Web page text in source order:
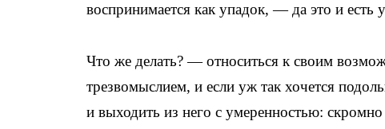
воспринимается как упадок, — да это и есть
Что же делать? — относиться к своим
трезвомыслием, и если уж так хочется
и выходить из него с умеренностью: скромно